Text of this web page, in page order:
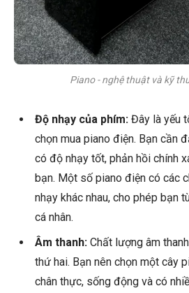
Piano - nghệ thuật và kỹ
Độ nhạy của phím: Đây là yếu
chọn mua piano điện. Bạn cần
có độ nhạy tốt, phản hồi chính
bạn. Một số piano điện có các
nhạy khác nhau, cho phép bạn
cá nhân.
Âm thanh: Chất lượng âm
thứ hai. Bạn nên chọn một cây
chân thực, sống động và có